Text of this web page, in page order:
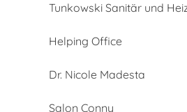
Tunkowski Sanitär und
Helping Office
Dr. Nicole Madesta
Salon Conny